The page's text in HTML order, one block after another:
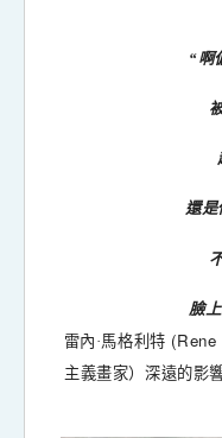
“啊
還是
臉
雷內·馬格利特 (Rene
主義畫家）深遠的影